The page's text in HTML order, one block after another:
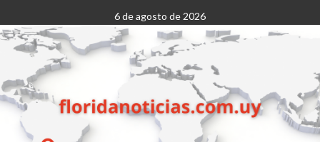
al
contenido
6 de agosto de 2026